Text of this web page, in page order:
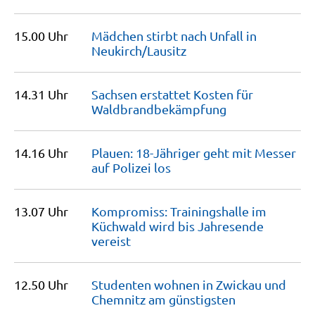
15.00 Uhr
Mädchen stirbt nach Unfall in
Neukirch/Lausitz
14.31 Uhr
Sachsen erstattet Kosten für
Waldbrandbekämpfung
14.16 Uhr
Plauen: 18-Jähriger geht mit Messer
auf Polizei los
13.07 Uhr
Kompromiss: Trainingshalle im
Küchwald wird bis Jahresende
vereist
12.50 Uhr
Studenten wohnen in Zwickau und
Chemnitz am günstigsten